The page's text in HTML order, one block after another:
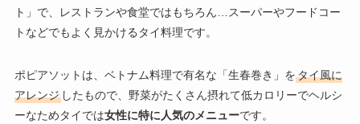
ト」で、レストランや食堂ではもちろん…スーパーやフードコー
トなどでもよく見かけるタイ料理です。
ポピアソットは、ベトナム料理で有名な「生春巻き」をタイ風に
アレンジしたもので、野菜がたくさん摂れて低カロリーでヘルシ
ーなためタイでは女性に特に人気のメニューです。